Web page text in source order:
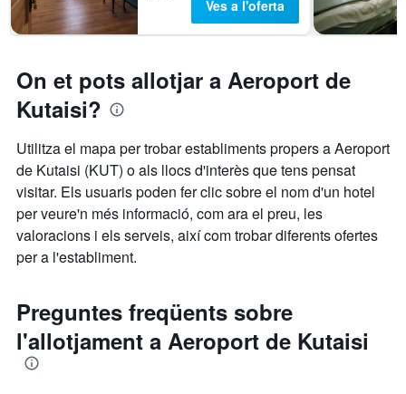
Y
que
preu
mitjà
d'una
Ves a l'oferta
On et pots allotjar a Aeroport de
Kutaisi?
Utilitza el mapa per trobar establiments propers a Aeroport
de Kutaisi (KUT) o als llocs d'interès que tens pensat
visitar. Els usuaris poden fer clic sobre el nom d'un hotel
per veure'n més informació, com ara el preu, les
valoracions i els serveis, així com trobar diferents ofertes
per a l'establiment.
Preguntes freqüents sobre
l'allotjament a Aeroport de Kutaisi